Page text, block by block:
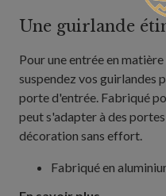
Une guirlande
Pour une entrée en
suspendez vos guirlandes
porte d'entrée. Fabriqué
peut s'adapter à des
décoration sans effort.
Fabriqué en